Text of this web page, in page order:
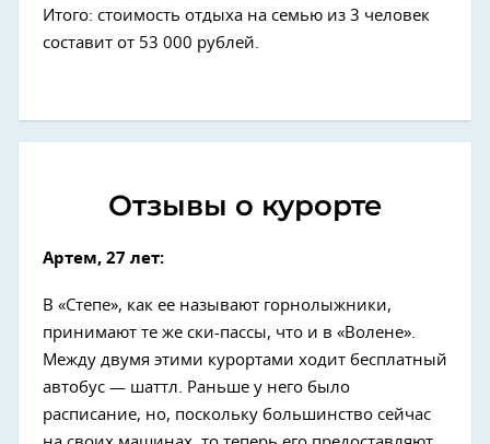
Итого: стоимость отдыха на семью из 3 человек
составит от 53 000 рублей.
Отзывы о курорте
Артем, 27 лет:
В «Степе», как ее называют горнолыжники,
принимают те же ски-пассы, что и в «Волене».
Между двумя этими курортами ходит бесплатный
автобус — шаттл. Раньше у него было
расписание, но, поскольку большинство сейчас